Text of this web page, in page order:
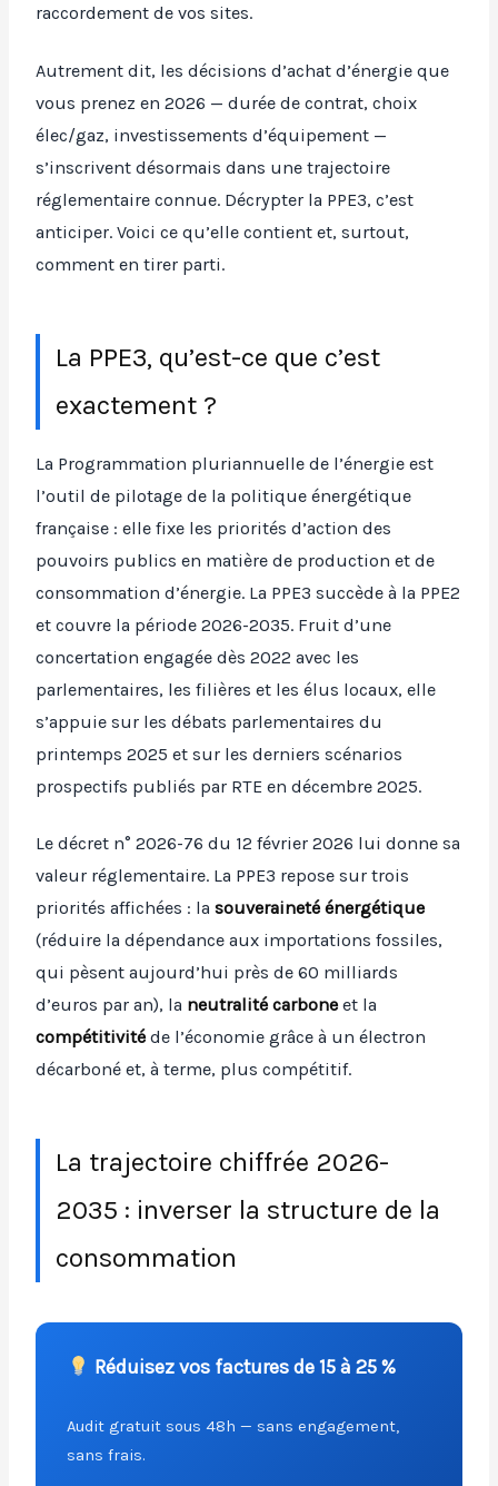
raccordement de vos sites.
Autrement dit, les décisions d’achat d’énergie que
vous prenez en 2026 — durée de contrat, choix
élec/gaz, investissements d’équipement —
s’inscrivent désormais dans une trajectoire
réglementaire connue. Décrypter la PPE3, c’est
anticiper. Voici ce qu’elle contient et, surtout,
comment en tirer parti.
La PPE3, qu’est-ce que c’est
exactement ?
La Programmation pluriannuelle de l’énergie est
l’outil de pilotage de la politique énergétique
française : elle fixe les priorités d’action des
pouvoirs publics en matière de production et de
consommation d’énergie. La PPE3 succède à la PPE2
et couvre la période 2026-2035. Fruit d’une
concertation engagée dès 2022 avec les
parlementaires, les filières et les élus locaux, elle
s’appuie sur les débats parlementaires du
printemps 2025 et sur les derniers scénarios
prospectifs publiés par RTE en décembre 2025.
Le décret n° 2026-76 du 12 février 2026 lui donne sa
valeur réglementaire. La PPE3 repose sur trois
priorités affichées : lasouveraineté énergétique
(réduire la dépendance aux importations fossiles,
qui pèsent aujourd’hui près de 60 milliards
d’euros par an), la neutralité carbone et la
compétitivité de l’économie grâce à un électron
décarboné et, à terme, plus compétitif.
La trajectoire chiffrée 2026-
2035 : inverser la structure de la
consommation
Réduisez vos factures de 15 à 25 %
Audit gratuit sous 48h — sans engagement,
sans frais.